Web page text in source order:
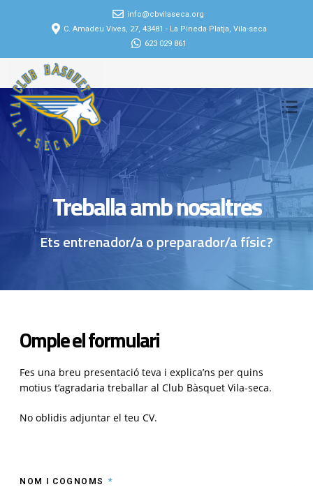
info@cbvilaseca.org
C. Amadeu Vives, 27, 43481 - La Pineda Platja, Vila-seca
623 029 861
Treballa amb nosaltres
Ets entrenador/a o preparador/a físic?
Omple el formulari
Fes una breu presentació teva i explica’ns per quins
motius t’agradaria treballar al Club Bàsquet Vila-seca.
No oblidis adjuntar el teu CV.
NOM I COGNOMS